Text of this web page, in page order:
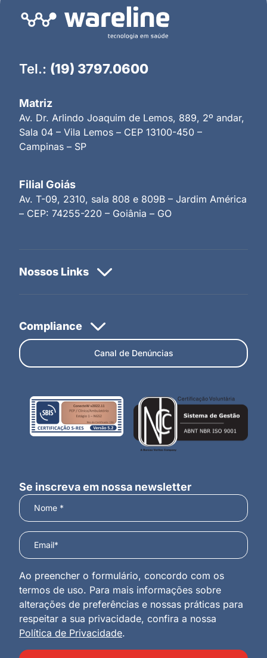
Tel.: (19) 3797.0600
Matriz
Av. Dr. Arlindo Joaquim de Lemos, 889, 2º andar,
Sala 04 – Vila Lemos – CEP 13100-450 –
Campinas – SP
Filial Goiás
Av. T-09, 2310, sala 808 e 809B – Jardim América
– CEP: 74255-220 – Goiânia – GO
Canal de Denúncias
Se inscreva em nossa newsletter
Ao preencher o formulário, concordo com os
termos de uso. Para mais informações sobre
alterações de preferências e nossas práticas para
respeitar a sua privacidade, confira a nossa
Política de Privacidade.